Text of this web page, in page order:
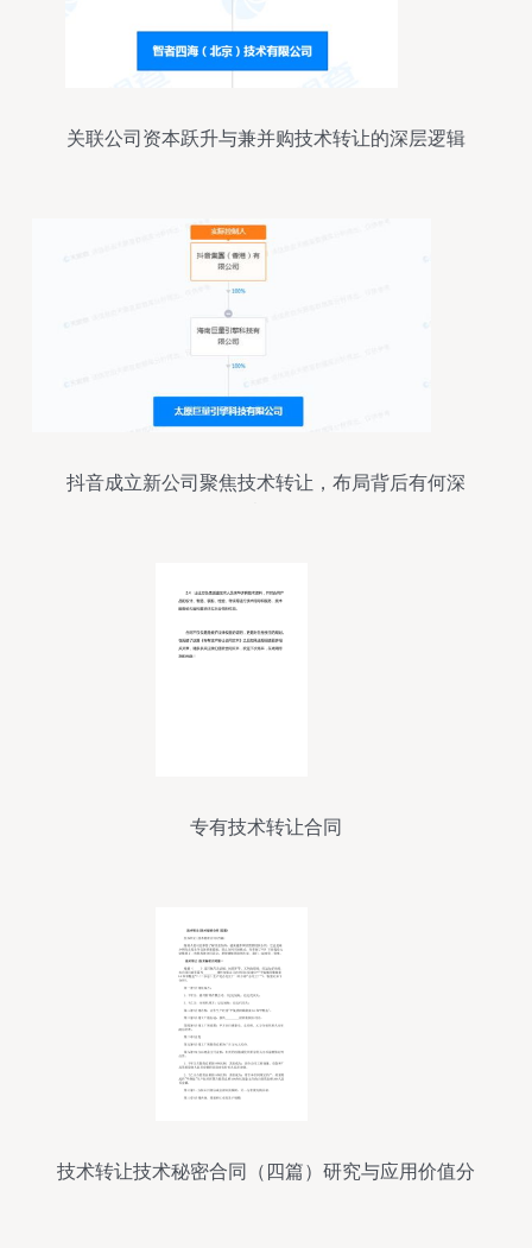
关联公司资本跃升与兼并购技术转让的深层逻辑
抖音成立新公司聚焦技术转让，布局背后有何深
专有技术转让合同
技术转让技术秘密合同（四篇）研究与应用价值分